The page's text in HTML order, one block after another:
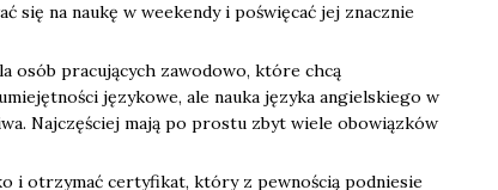
się na naukę w weekendy i poświęcać jej znacznie
osób pracujących zawodowo, które chcą
językowe, ale nauka języka angielskiego w
Najczęściej mają po prostu zbyt wiele obowiązków
i otrzymać certyfikat, który z pewnością podniesie